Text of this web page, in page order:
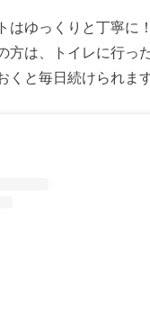
はゆっくりと丁寧に
方は、トイレに行っ
くと毎日続けられま